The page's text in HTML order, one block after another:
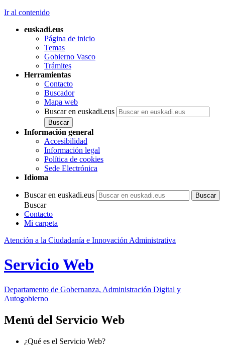
Ir al contenido
euskadi.eus
Página de inicio
Temas
Gobierno Vasco
Trámites
Herramientas
Contacto
Buscador
Mapa web
Buscar en euskadi.eus
Información general
Accesibilidad
Información legal
Política de cookies
Sede Electrónica
Idioma
Buscar en euskadi.eus
Buscar
Contacto
Mi carpeta
Atención a la Ciudadanía e Innovación Administrativa
Servicio Web
Departamento de Gobernanza, Administración Digital y
Autogobierno
Menú del Servicio Web
¿Qué es el Servicio Web?